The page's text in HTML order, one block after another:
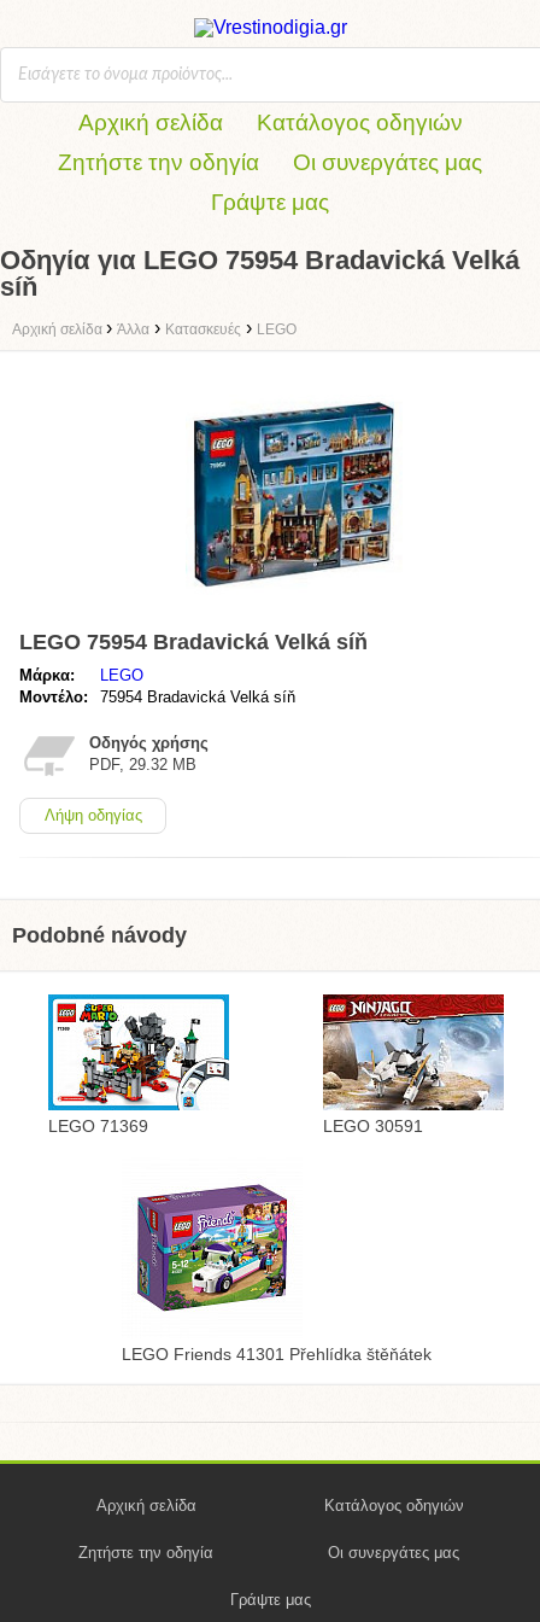
Αρχική σελίδα
Κατάλογος οδηγιών
Ζητήστε την οδηγία
Οι συνεργάτες μας
Γράψτε μας
Οδηγία για LEGO 75954 Bradavická Velká
síň
Αρχική σελίδα › Άλλα › Κατασκευές › LEGO
LEGO 75954 Bradavická Velká síň
Μάρκα:
LEGO
Μοντέλο:
75954 Bradavická Velká síň
Οδηγός χρήσης
PDF, 29.32 MB
Λήψη οδηγίας
Podobné návody
LEGO 71369 LEGO 30591
LEGO Friends 41301 Přehlídka štěňátek
Αρχική σελίδα Κατάλογος οδηγιών
Ζητήστε την οδηγία Οι συνεργάτες μας
Γράψτε μας